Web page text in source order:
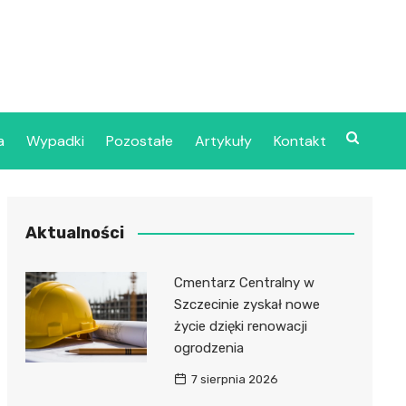
Szpital Wojskowy w
Publiczny
Zakład
Zdrowotnej
Publiczny
Wypadki Pozostałe Artykuły Kontakt
Aktualności
Cmentarz Centralny w
Szczecinie zyskał nowe
życie dzięki renowacji
ogrodzenia
7 sierpnia 2026